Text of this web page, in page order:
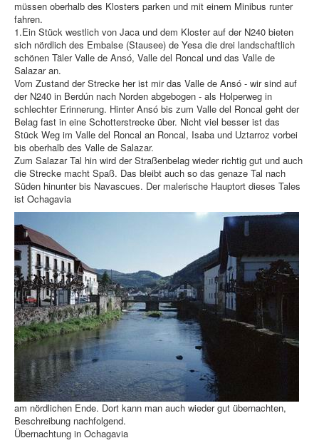
müssen oberhalb des Klosters parken und mit einem Minibus runter
fahren.
1.Ein Stück westlich von Jaca und dem Kloster auf der N240 bieten
sich nördlich des Embalse (Stausee) de Yesa die drei landschaftlich
schönen Täler Valle de Ansó, Valle del Roncal und das Valle de
Salazar an.
Vom Zustand der Strecke her ist mir das Valle de Ansó - wir sind auf
der N240 in Berdún nach Norden abgebogen - als Holperweg in
schlechter Erinnerung. Hinter Ansó bis zum Valle del Roncal geht der
Belag fast in eine Schotterstrecke über. Nicht viel besser ist das
Stück Weg im Valle del Roncal an Roncal, Isaba und Uztarroz vorbei
bis oberhalb des Valle de Salazar.
Zum Salazar Tal hin wird der Straßenbelag wieder richtig gut und auch
die Strecke macht Spaß. Das bleibt auch so das genaze Tal nach
Süden hinunter bis Navascues. Der malerische Hauptort dieses Tales
ist Ochagavia
am nördlichen Ende. Dort kann man auch wieder gut übernachten,
Beschreibung nachfolgend.
Übernachtung in Ochagavia